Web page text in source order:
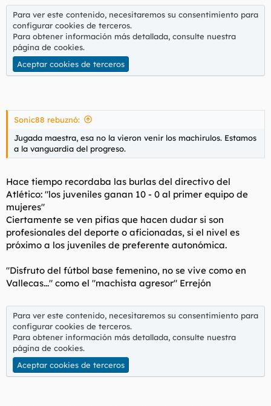
Para ver este contenido, necesitaremos su consentimiento para
configurar cookies de terceros.
Para obtener información más detallada, consulte nuestra
página de cookies.
Aceptar cookies de terceros
Sonic88 rebuznó:
Jugada maestra, esa no la vieron venir los machirulos. Estamos
a la vanguardia del progreso.
Hace tiempo recordaba las burlas del directivo del
Atlético: "los juveniles ganan 10 - 0 al primer equipo de
mujeres"
Ciertamente se ven pifias que hacen dudar si son
profesionales del deporte o aficionadas, si el nivel es
próximo a los juveniles de preferente autonómica.
"Disfruto del fútbol base femenino, no se vive como en
Vallecas..." como el "machista agresor" Errejón
Para ver este contenido, necesitaremos su consentimiento para
configurar cookies de terceros.
Para obtener información más detallada, consulte nuestra
página de cookies.
Aceptar cookies de terceros